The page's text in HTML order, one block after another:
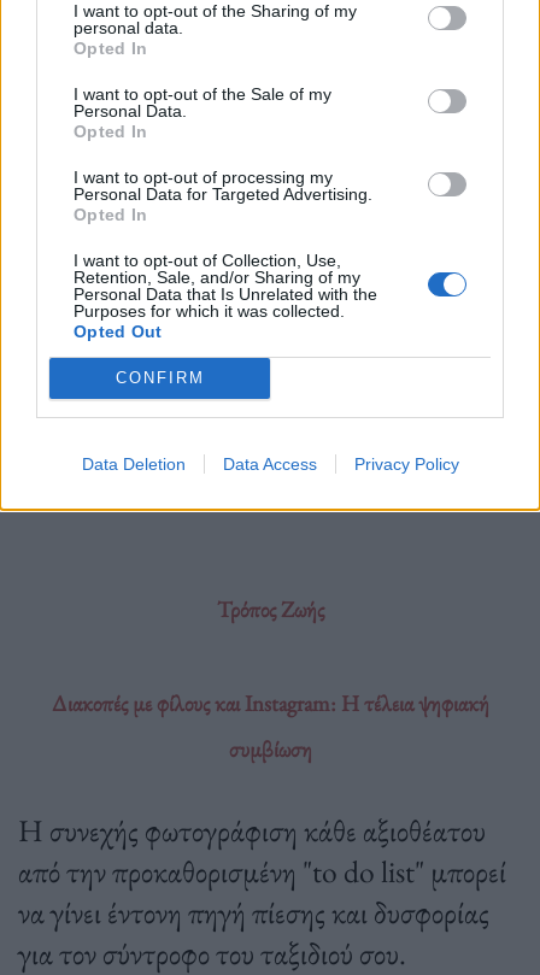
I want to opt-out of the Sharing of my
personal data.
Opted In
I want to opt-out of the Sale of my
Personal Data.
Opted In
I want to opt-out of processing my
Personal Data for Targeted Advertising.
Opted In
I want to opt-out of Collection, Use,
Retention, Sale, and/or Sharing of my
Personal Data that Is Unrelated with the
Purposes for which it was collected.
Opted Out
CONFIRM
Data Deletion Data Access Privacy Policy
Φωτ.: Μάκης Χρηστάρας / Unsplash
Οι Ιταλοί εγκαταλείπουν τις Κυκλάδες. Ποιο
ελληνικό νησί ψηφίζουν ως τον απόλυτο «μυστικό»
προορισμό.
Δημοσιεύθηκε σεΕλλάδα | Taggedδιακοπες , Ελλάδα,Ιταλοί,νησί
Τρόπος Ζωής
Διακοπές με φίλους και Instagram: Η τέλεια ψηφιακή
συμβίωση
Η συνεχής φωτογράφιση κάθε αξιοθέατου
από την προκαθορισμένη "to do list" μπορεί
να γίνει έντονη πηγή πίεσης και δυσφορίας
για τον σύντροφο του ταξιδιού σου.